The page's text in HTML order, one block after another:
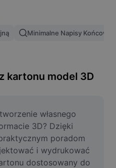
Minimalne Napisy Końcowe
kartonu model 3D
własnego
3D? Dzięki
poradom
i wydrukować
dostosowany do